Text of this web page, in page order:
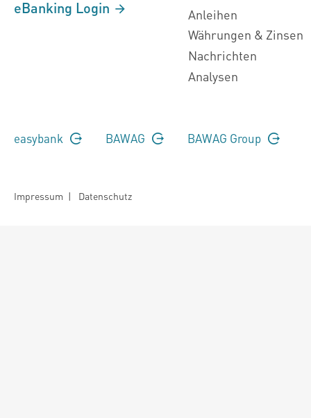
eBanking Login
Anleihen
Währungen & Zinsen
Nachrichten
Analysen
easybank BAWAG BAWAG Group
Impressum | Datenschutz